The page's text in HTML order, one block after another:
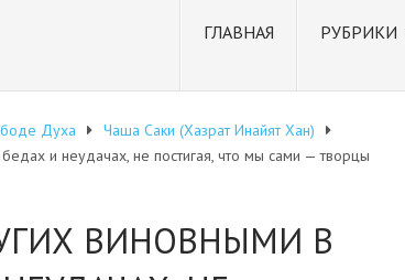
ГЛАВНАЯ РУБРИКИ
Духа
Чаша Саки (Хазрат Инайят Хан)
и неудачах, не постигая, что мы сами — творцы
ВИНОВНЫМИ В